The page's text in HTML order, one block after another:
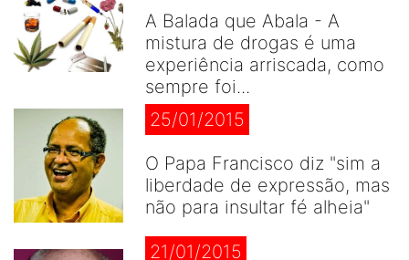
A Balada que Abala - A
mistura de drogas é uma
experiência arriscada, como
sempre foi...
25/01/2015
O Papa Francisco diz "sim a
liberdade de expressão, mas
não para insultar fé alheia"
21/01/2015